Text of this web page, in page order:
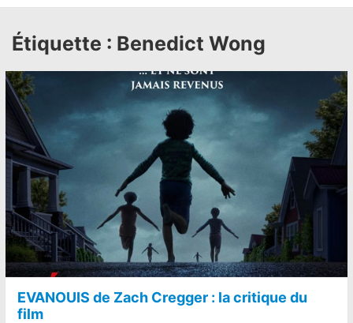
t
Étiquette : Benedict Wong
EVANOUIS de Zach Cregger : la critique du
film